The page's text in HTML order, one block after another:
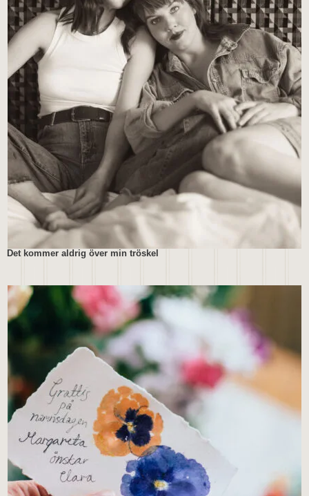
Det kommer aldrig över min tröskel